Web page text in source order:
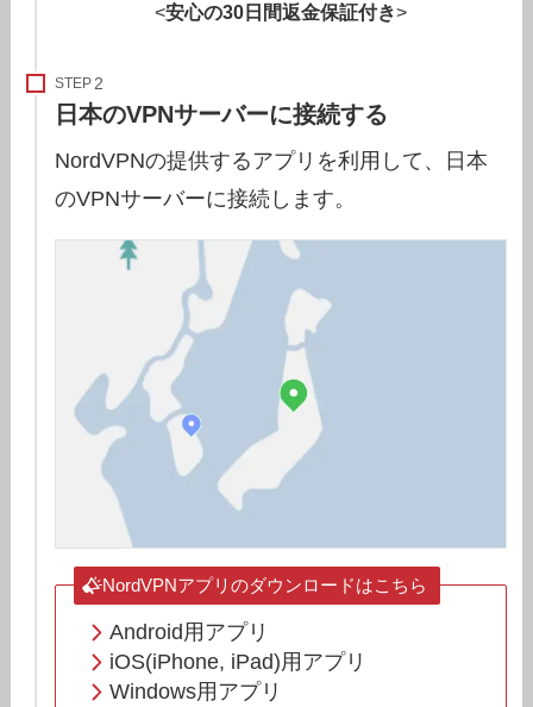
<安心の30日間返金保証付き>
STEP
日本のVPNサーバーに接続する
NordVPNの提供するアプリを利用して、日本
のVPNサーバーに接続します。
NordVPNアプリのダウンロードはこちら
Android用アプリ
iOS(iPhone, iPad)用アプリ
Windows用アプリ